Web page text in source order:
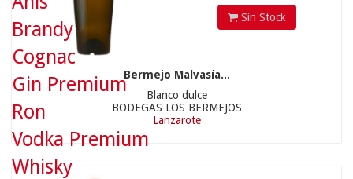
Sin Stock
Bermejo Malvasía...
Blanco dulce
BODEGAS LOS BERMEJOS
Lanzarote
106.2 €
Brandy
Cognac
Gin Premium
Ron
Vodka Premium
Whisky